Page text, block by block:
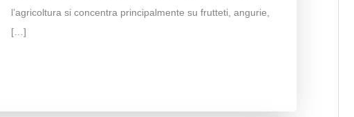
l’agricoltura si concentra principalmente su frutteti, angurie,
[…]